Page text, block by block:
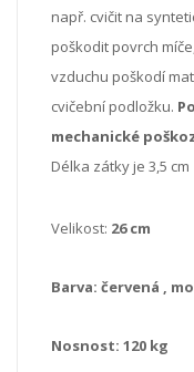
např. cvičit na
poškodit povrch
vzduchu poškodí
cvičební podložku.
mechanické
Délka zátky je 3,5 cm
Velikost: 26 cm
Barva: červená ,
Nosnost: 120 kg